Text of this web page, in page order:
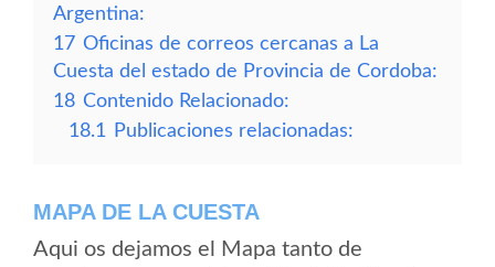
Argentina:
17 Oficinas de correos cercanas a La
Cuesta del estado de Provincia de Cordoba:
18 Contenido Relacionado:
18.1
Publicaciones relacionadas:
MAPA DE LA CUESTA
Aqui os dejamos el Mapa tanto de